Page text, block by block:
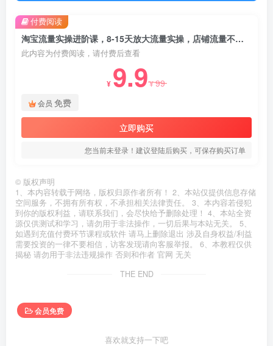
淘宝流量实操进阶课，8-15天放大流量实操，店铺流量不用愁
此内容为付费阅读，请付费后查看
¥ 9.9¥99
会员 免费
立即购买
您当前未登录！建议登陆后购买，可保存购买订单
付费阅读
© 版权声明
1、本内容转载于网络，版权归原作者所有！ 2、本站仅提供信息存储
空间服务，不拥有所有权，不承担相关法律责任。 3、本内容若侵犯
到你的版权利益，请联系我们，会尽快给予删除处理！ 4、本站全资
源仅供测试和学习，请勿用于非法操作，一切后果与本站无关。 5、
如遇到充值付费环节课程或软件 请马上删除退出 涉及自身权益/利益
需要投资的一律不要相信，访客发现请向客服举报。 6、本教程仅供
揭秘 请勿用于非法违规操作 否则和作者 官网 无关
THE END
会员免费
喜欢就支持一下吧